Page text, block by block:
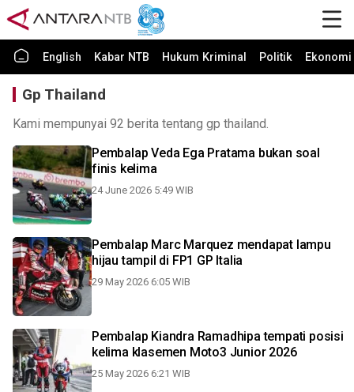
English Kabar NTB Hukum Kriminal Politik
Gp Thailand
Kami mempunyai 92 berita tentang gp thailand.
Pembalap Veda Ega Pratama bukan soal
finis kelima
24 June 2026 5:49 WIB
Pembalap Marc Marquez mendapat lampu
hijau tampil di FP1 GP Italia
29 May 2026 6:05 WIB
Pembalap Kiandra Ramadhipa tempati posisi
kelima klasemen Moto3 Junior 2026
25 May 2026 6:21 WIB